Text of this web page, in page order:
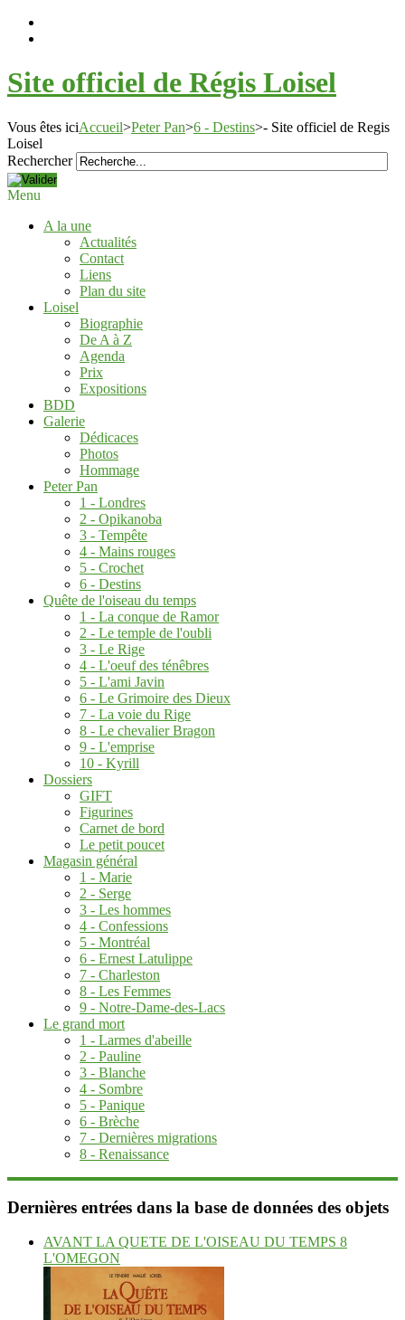
Site officiel de Régis Loisel
Vous êtes iciAccueil>Peter Pan>6 - Destins>- Site officiel de Regis
Loisel
Rechercher
Menu
A la une
Actualités
Contact
Liens
Plan du site
Loisel
Biographie
De A à Z
Agenda
Prix
Expositions
BDD
Galerie
Dédicaces
Photos
Hommage
Peter Pan
1 - Londres
2 - Opikanoba
3 - Tempête
4 - Mains rouges
5 - Crochet
6 - Destins
Quête de l'oiseau du temps
1 - La conque de Ramor
2 - Le temple de l'oubli
3 - Le Rige
4 - L'oeuf des ténêbres
5 - L'ami Javin
6 - Le Grimoire des Dieux
7 - La voie du Rige
8 - Le chevalier Bragon
9 - L'emprise
10 - Kyrill
Dossiers
GIFT
Figurines
Carnet de bord
Le petit poucet
Magasin général
1 - Marie
2 - Serge
3 - Les hommes
4 - Confessions
5 - Montréal
6 - Ernest Latulippe
7 - Charleston
8 - Les Femmes
9 - Notre-Dame-des-Lacs
Le grand mort
1 - Larmes d'abeille
2 - Pauline
3 - Blanche
4 - Sombre
5 - Panique
6 - Brèche
7 - Dernières migrations
8 - Renaissance
Dernières entrées dans la base de données des objets
AVANT LA QUETE DE L'OISEAU DU TEMPS 8
L'OMEGON